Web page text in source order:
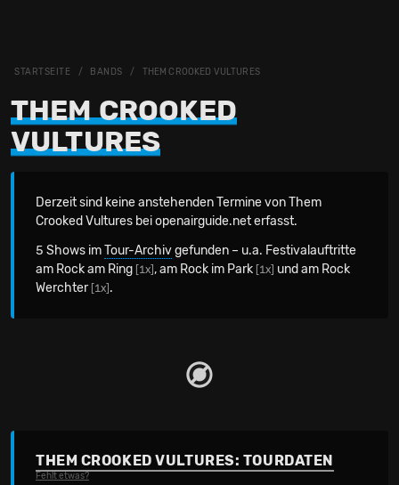
STARTSEITE BANDS THEM CROOKED VULTURES
THEM CROOKED
VULTURES
Derzeit sind keine anstehenden Termine von Them
Crooked Vultures bei openairguide.net erfasst.
5 Shows imTour-Archivgefunden – u.a. Festivalauftritte
am Rock am Ring [1x] , am Rock im Park [1x] und am Rock
Werchter [1x] .
THEM CROOKED VULTURES: TOURDATEN
Fehlt etwas?